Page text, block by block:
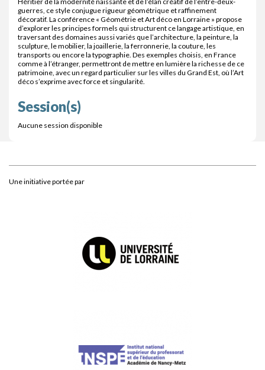
guerres, ce style conjugue rigueur géométrique et raffinement
décoratif. La conférence « Géométrie et Art déco en Lorraine » propose
d’explorer les principes formels qui structurent ce langage artistique, en
traversant des domaines aussi variés que l’architecture, la peinture, la
sculpture, le mobilier, la joaillerie, la ferronnerie, la couture, les
transports ou encore la typographie. Des exemples choisis, en France
comme à l’étranger, permettront de mettre en lumière la richesse de ce
patrimoine, avec un regard particulier sur les villes du Grand Est, où l’Art
déco s’exprime avec force et singularité.
Session(s)
Aucune session disponible
Une initiative portée par